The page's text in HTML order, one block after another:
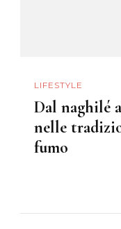
LIFESTYLE
Dal naghilé
nelle
fumo